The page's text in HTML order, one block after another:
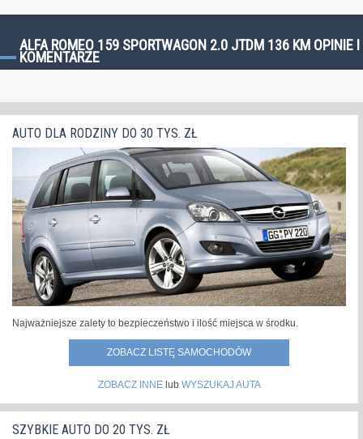
ALFA ROMEO 159 SPORTWAGON 2.0 JTDM 136 KM OPINIE I
KOMENTARZE
AUTO DLA RODZINY DO 30 TYS. ZŁ
Najważniejsze zalety to bezpieczeństwo i ilość miejsca w środku.
ZOBACZ LISTĘ SAMOCHODÓW
ZOBACZ INNElub WYSZUKAJ AUTA
SZYBKIE AUTO DO 20 TYS. ZŁ